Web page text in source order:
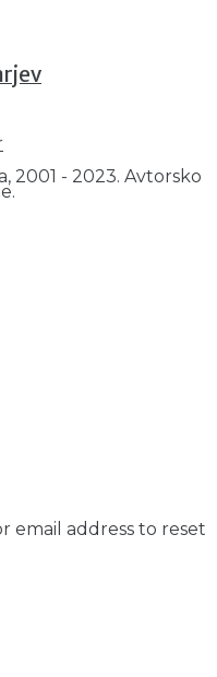
2001 - 2023. Avtorsko
email address to reset